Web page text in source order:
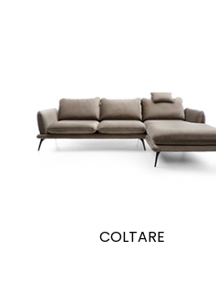
COLTARE